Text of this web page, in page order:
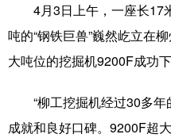
健康 军事
图片 中央文件
溯源中国 城市
4月3日上午，一座长17
吨的“钢铁巨兽”巍然屹立在
大吨位的挖掘机9200F成功下
“柳工挖掘机经过30多年
成就和良好口碑。9200F超